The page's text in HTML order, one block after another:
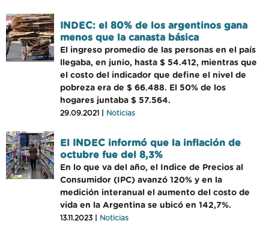
INDEC: el 80% de los argentinos gana
menos que la canasta básica
El ingreso promedio de las personas en el país
llegaba, en junio, hasta $ 54.412, mientras que
el costo del indicador que define el nivel de
pobreza era de $ 66.488. El 50% de los
hogares juntaba $ 57.564.
29.09.2021 | Noticias
El INDEC informó que la inflación de
octubre fue del 8,3%
En lo que va del año, el Indice de Precios al
Consumidor (IPC) avanzó 120% y en la
medición interanual el aumento del costo de
vida en la Argentina se ubicó en 142,7%.
13.11.2023 | Noticias